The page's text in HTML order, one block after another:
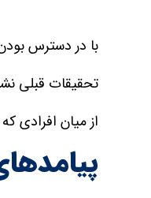
با در دسترس
تحقیقات قبلی نشان داده است
از میان افرادی